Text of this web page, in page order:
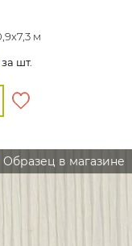
м
за шт.
Образец в магазине